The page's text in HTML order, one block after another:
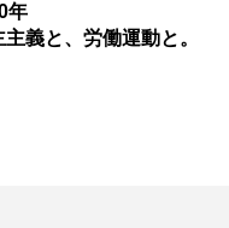
動と。